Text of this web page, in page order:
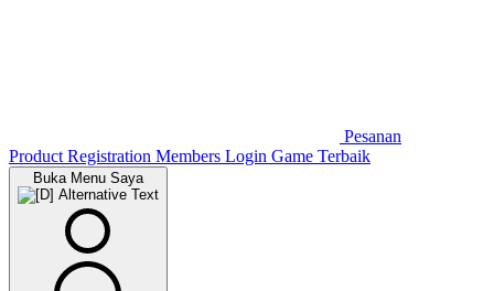
Pesanan
Product Registration Members Login Game Terbaik
Buka Menu Saya